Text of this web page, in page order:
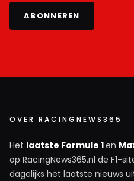
ABONNEREN
OVER RACINGNEWS365
Het laatste Formule 1en
op RacingNews365.nl de F1-
dagelijks het laatste nieuws